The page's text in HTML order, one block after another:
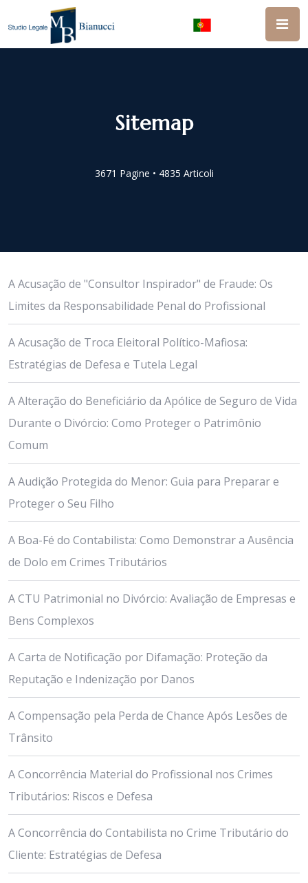
Sitemap
3671 Pagine • 4835 Articoli
A Acusação de "Consultor Inspirador" de Fraude: Os
Limites da Responsabilidade Penal do Profissional
A Acusação de Troca Eleitoral Político-Mafiosa:
Estratégias de Defesa e Tutela Legal
A Alteração do Beneficiário da Apólice de Seguro de Vida
Durante o Divórcio: Como Proteger o Patrimônio
Comum
A Audição Protegida do Menor: Guia para Preparar e
Proteger o Seu Filho
A Boa-Fé do Contabilista: Como Demonstrar a Ausência
de Dolo em Crimes Tributários
A CTU Patrimonial no Divórcio: Avaliação de Empresas e
Bens Complexos
A Carta de Notificação por Difamação: Proteção da
Reputação e Indenização por Danos
A Compensação pela Perda de Chance Após Lesões de
Trânsito
A Concorrência Material do Profissional nos Crimes
Tributários: Riscos e Defesa
A Concorrência do Contabilista no Crime Tributário do
Cliente: Estratégias de Defesa